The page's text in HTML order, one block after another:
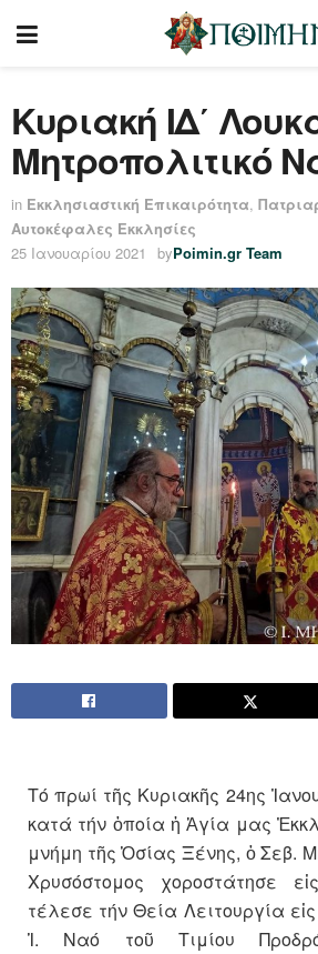
Κυριακή ΙΔ΄
Μητροπολιτικό
in Εκκλησιαστική Επικαιρότητα,
Αυτοκέφαλες Εκκλησίες
25 Ιανουαρίου 2021
byPoimin.gr Team
Τό πρωί τῆς Κυριακῆς 24ης
κατά τήν ὁποία ἡ Ἁγία μας
μνήμη τῆς Ὁσίας Ξένης, ὁ Σεβ.
Χρυσόστομος χοροστάτησε
τέλεσε τήν Θεία Λειτουργία
Ἱ. Ναό τοῦ Τιμίου